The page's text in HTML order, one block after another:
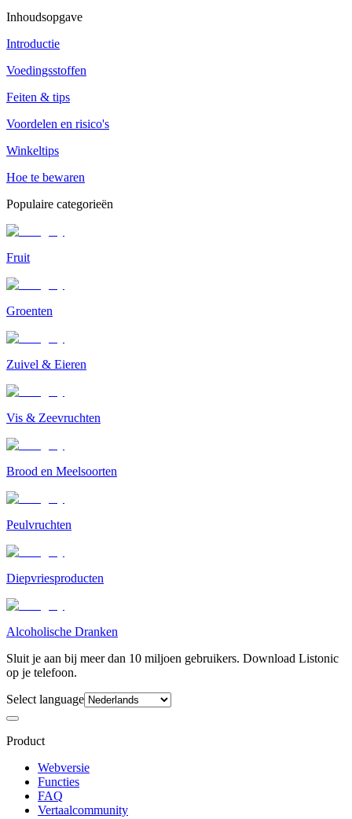
Inhoudsopgave
Introductie
Voedingsstoffen
Feiten & tips
Voordelen en risico's
Winkeltips
Hoe te bewaren
Populaire categorieën
Fruit
Groenten
Zuivel & Eieren
Vis & Zeevruchten
Brood en Meelsoorten
Peulvruchten
Diepvriesproducten
Alcoholische Dranken
Sluit je aan bij meer dan 10 miljoen gebruikers. Download Listonic
op je telefoon.
Select language
Product
Webversie
Functies
FAQ
Vertaalcommunity